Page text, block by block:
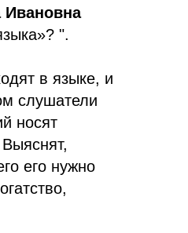
Ивановна
".
в языке, и
слушатели
носят
его нужно